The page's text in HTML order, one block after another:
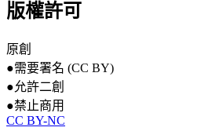
版權許可
原創
●需要署名 (CC BY)
●允許二創
●禁止商用
CC BY-NC